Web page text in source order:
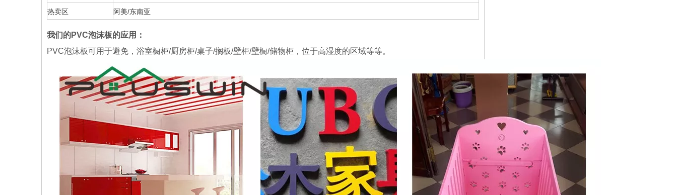
热卖区 阿美/东南亚
我们的PVC泡沫板的应用：
PVC泡沫板可用于避免，浴室橱柜/厨房柜/桌子/搁板/壁柜/壁橱/储物柜，位于高湿度的区域等等。